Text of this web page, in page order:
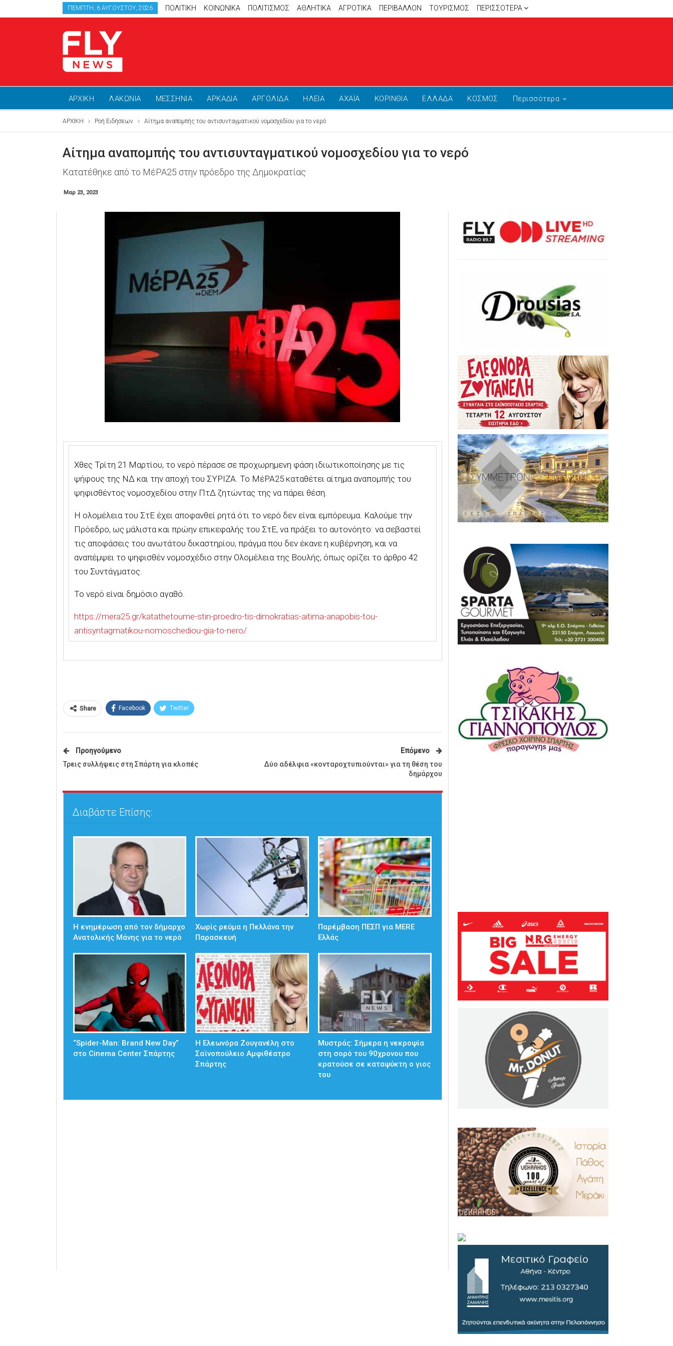
ΠΈΜΠΤΗ, 6 ΑΥΓΟΎΣΤΟΥ, 2026 ΠΟΛΙΤΙΚΗ ΚΟΙΝΩΝΙΚΑ ΠΟΛΙΤΙΣΜΟΣ ΑΘΛΗΤΙΚΆ ΑΓΡΟΤΙΚΑ ΠΕΡΙΒΑΛΛΟΝ ΤΟΥΡΙΣΜΟΣ ΠΕΡΙΣΣΌΤΕΡΑ
ΑΡΧΙΚΗ ΛΑΚΩΝΙΑ ΜΕΣΣΗΝΙΑ ΑΡΚΑΔΙΑ ΑΡΓΟΛΙΔΑ ΗΛΕΙΑ ΑΧΑΪΑ ΚΟΡΙΝΘΙΑ ΕΛΛΑΔΑ ΚΟΣΜΟΣ Περισσότερα
ΑΡΧΙΚΗ Ροή Ειδήσεων Αίτημα αναπομπής του αντισυνταγματικού νομοσχεδίου για το νερό
Αίτημα αναπομπής του αντισυνταγματικού νομοσχεδίου για το νερό
Κατατέθηκε από το ΜέΡΑ25 στην πρόεδρο της Δημοκρατίας
Μαρ 23, 2023
Χθες Τρίτη 21 Μαρτίου, το νερό πέρασε σε προχωρημενη φάση ιδιωτικοποίησης με τις
ψήφους της ΝΔ και την αποχή του ΣΥΡΙΖΑ. Το ΜέΡΑ25 καταθέτει αίτημα αναπομπής του
ψηφισθέντος νομοσχεδίου στην ΠτΔ ζητώντας της να πάρει θέση.
Η ολομέλεια του ΣτΕ έχει αποφανθεί ρητά ότι το νερό δεν είναι εμπόρευμα. Καλούμε την
Πρόεδρο, ως μάλιστα και πρώην επικεφαλής του ΣτΕ, να πράξει το αυτονόητο: να σεβαστεί
τις αποφάσεις του ανωτάτου δικαστηρίου, πράγμα που δεν έκανε η κυβέρνηση, και να
αναπέμψει το ψηφισθέν νομοσχέδιο στην Ολομέλεια της Βουλής, όπως ορίζει το άρθρο 42
του Συντάγματος.
Το νερό είναι δημόσιο αγαθό.
https://mera25.gr/katathetoume-stin-proedro-tis-dimokratias-aitima-anapobis-tou-
antisyntagmatikou-nomoschediou-gia-to-nero/
Share Facebook Twitter
Προηγούμενο
Τρεις συλλήψεις στη Σπάρτη για κλοπές
Επόμενο
Δύο αδέλφια «κονταροχτυπιούνται» για τη θέση του
δημάρχου
Διαβάστε Επίσης:
Η ενημέρωση από τον δήμαρχο
Ανατολικής Μάνης για το νερό
Χωρίς ρεύμα η Πελλάνα την
Παρασκευή
Παρέμβαση ΠΕΣΠ για MERE
Ελλάς
“Spider-Man: Brand New Day”
στο Cinema Center Σπάρτης
Η Ελεωνόρα Ζουγανέλη στο
Σαϊνοπούλειο Αμφιθέατρο
Σπάρτης
Mυστράς: Σήμερα η νεκροψία
στη σορό του 90χρονου που
κρατούσε σε καταψύκτη ο γιος
του